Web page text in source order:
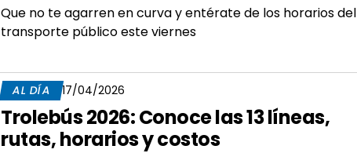
Que no te agarren en curva y entérate de los horarios del
transporte público este viernes
AL DÍA 17/04/2026
Trolebús 2026: Conoce las 13 líneas,
rutas, horarios y costos